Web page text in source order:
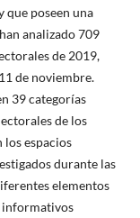
que poseen una
analizado 709
de 2019,
de noviembre.
39 categorías
de los
los espacios
durante las
elementos
informativos